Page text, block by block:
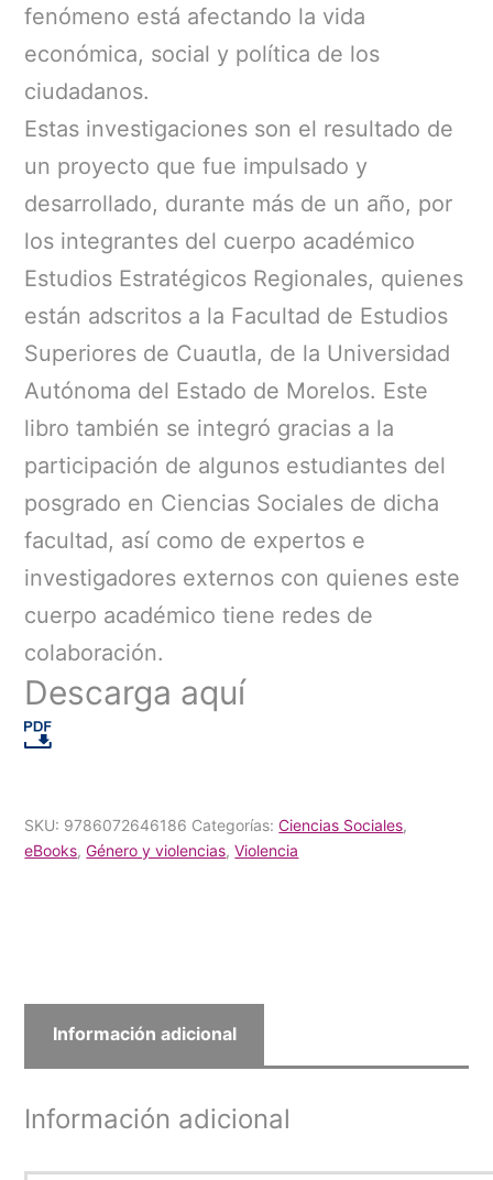
fenómeno está afectando la vida
económica, social y política de los
ciudadanos.
Estas investigaciones son el resultado de
un proyecto que fue impulsado y
desarrollado, durante más de un año, por
los integrantes del cuerpo académico
Estudios Estratégicos Regionales, quienes
están adscritos a la Facultad de Estudios
Superiores de Cuautla, de la Universidad
Autónoma del Estado de Morelos. Este
libro también se integró gracias a la
participación de algunos estudiantes del
posgrado en Ciencias Sociales de dicha
facultad, así como de expertos e
investigadores externos con quienes este
cuerpo académico tiene redes de
colaboración.
Descarga aquí
SKU: 9786072646186 Categorías:Ciencias Sociales,
eBooks,Género y violencias,Violencia
Información adicional
Información adicional